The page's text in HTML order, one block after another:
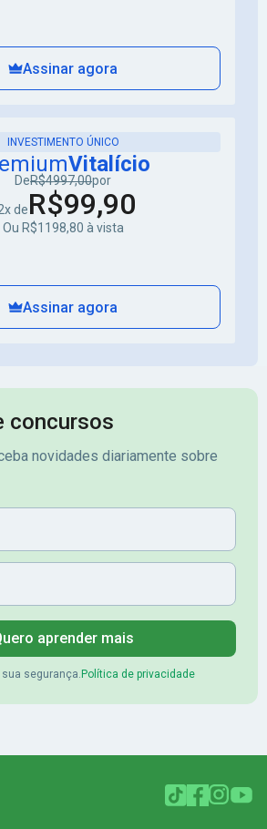
Assinar agora
INVESTIMENTO ÚNICO
Vitalício
DeR$4997,00por
deR$99,90
Ou R$1198,80 à vista
Assinar agora
concursos
novidades diariamente sobre
aprender mais
segurança. Política de privacidade